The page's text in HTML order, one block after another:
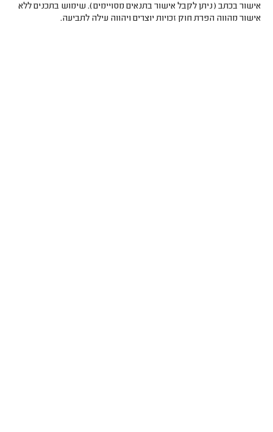
אישור בכתב (ניתן לקבל אישור בתנאים מסויימים). שימוש בתכנים ללא
אישור מהווה הפרת חוק זכויות יוצרים ויהווה עילה לתביעה.